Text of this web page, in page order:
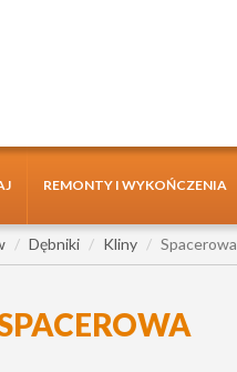
REMONTY I WYKOŃCZENIA
Dębniki Kliny Spacerowa